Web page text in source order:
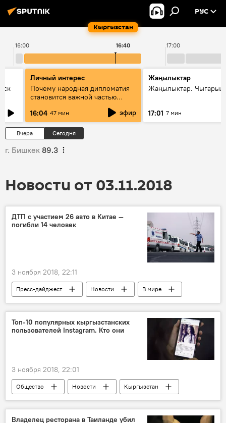
Кыргызстан
РУС
16:00 17:00
16:40
Личный интерес
Почему народная дипломатия
становится важной частью
сотрудничества
16:04 47 мин эфир
Жаңылыктар
Жаңылыктар.
17:01 7 мин
Вчера Сегодня
г. Бишкек 89.3
Новости от 03.11.2018
ДТП с участием 26 авто в Китае —
погибли 14 человек
3 ноября 2018, 22:11
Пресс-дайджест Новости
В мире
Происшествия
Азия
Китай
ДТП
погибшие столкновение
Топ-10 популярных кыргызстанских
пользователей Instagram. Кто они
3 ноября 2018, 22:01
Общество Новости
Кыргызстан
аккаунт
популярность
Владелец ресторана в Таиланде убил